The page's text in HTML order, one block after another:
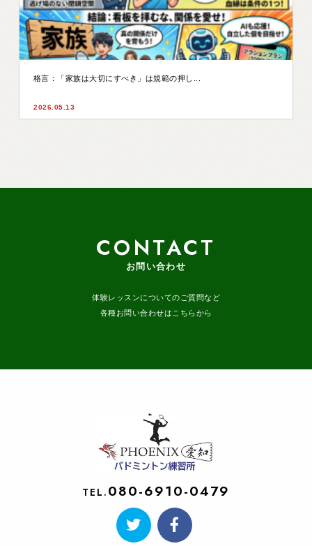
格言：「家族は大切にすべき」は規範の押し...
2026.05.13
CONTACT
お問い合わせ
体験レッスンについてのご質問など
各種お問い合わせはこちらから
TEL. 080-6910-0479